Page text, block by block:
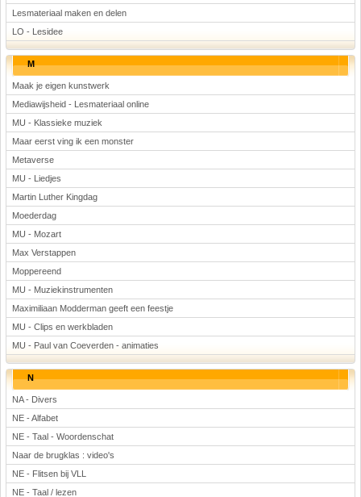
Lesmateriaal maken en delen
LO - Lesidee
M
Maak je eigen kunstwerk
Mediawijsheid - Lesmateriaal online
MU - Klassieke muziek
Maar eerst ving ik een monster
Metaverse
MU - Liedjes
Martin Luther Kingdag
Moederdag
MU - Mozart
Max Verstappen
Moppereend
MU - Muziekinstrumenten
Maximiliaan Modderman geeft een feestje
MU - Clips en werkbladen
MU - Paul van Coeverden - animaties
N
NA - Divers
NE - Alfabet
NE - Taal - Woordenschat
Naar de brugklas : video's
NE - Flitsen bij VLL
NE - Taal / lezen